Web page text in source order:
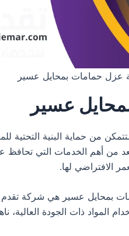
عزل حمامات بمحايل عسير
عسير
من حماية البنية التحتية
من أهم الخدمات التي تحافظ
الافتراضي لها.
بمحايل عسير هي شركة تقدم
المواد ذات الجودة